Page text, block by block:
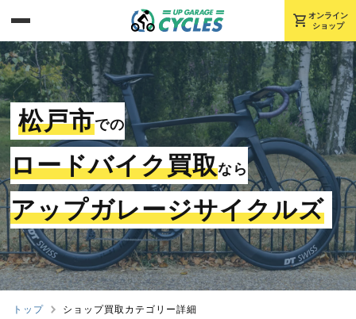
shopping_cart オンライン
ショップ
松戸市での
ロードバイク買取なら
アップガレージサイクルズ
トップ ショップ買取カテゴリー詳細